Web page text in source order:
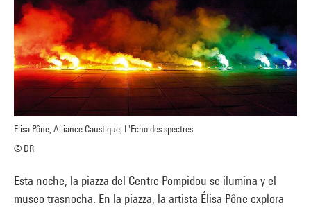
Elisa Pône, Alliance Caustique, L'Echo des spectres
© DR
Esta noche, la piazza del Centre Pompidou se ilumina y el
museo trasnocha. En la piazza, la artista Élisa Pône explora